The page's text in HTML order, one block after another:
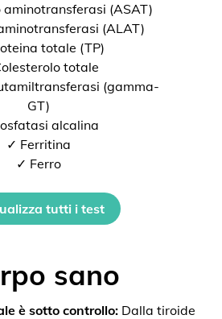
(ASAT)
(ALAT)
totale (TP)
totale
(gamma-
GT)
alcalina
✓ Ferritina
✓ Ferro
tutti i test
sano
è sotto controllo: Dalla tiroide